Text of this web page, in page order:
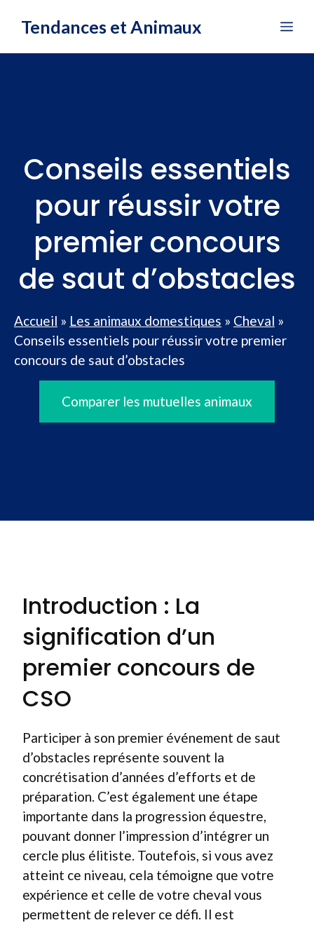
Tendances et Animaux
Conseils essentiels
pour réussir votre
premier concours
de saut d’obstacles
Accueil » Les animaux domestiques » Cheval »
Conseils essentiels pour réussir votre premier
concours de saut d’obstacles
Comparer les mutuelles animaux
Introduction : La
signification d’un
premier concours de
CSO
Participer à son premier événement de saut
d’obstacles représente souvent la
concrétisation d’années d’efforts et de
préparation. C’est également une étape
importante dans la progression équestre,
pouvant donner l’impression d’intégrer un
cercle plus élitiste. Toutefois, si vous avez
atteint ce niveau, cela témoigne que votre
expérience et celle de votre cheval vous
permettent de relever ce défi. Il est